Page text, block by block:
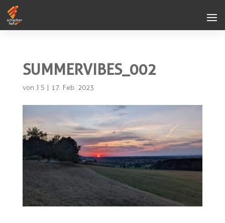
SUMMERVIBES_002
von J S | 17. Feb. 2023